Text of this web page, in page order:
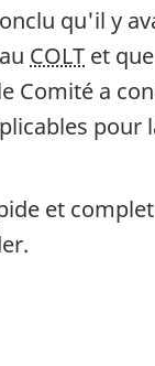
qu'il y
COLT et
a
et